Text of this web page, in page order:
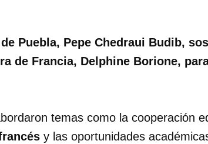
Puebla, Pepe Chedraui Budib,
de Francia, Delphine Borione,
temas como la cooperación
y las oportunidades